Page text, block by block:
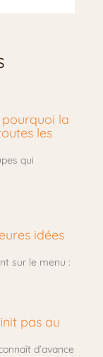
la
les
qui
idées
sur le menu :
pas au
d’avance